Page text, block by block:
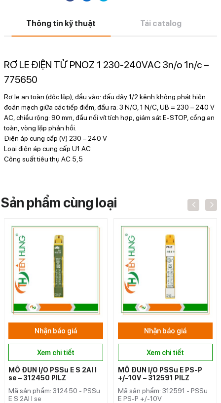
Thông tin kỹ thuật Tải catalog
RƠ LE ĐIỆN TỬ PNOZ 1 230-240VAC 3n/o 1n/c –
775650
Rơ le an toàn (độc lập), đầu vào: đấu dây 1/2 kênh không phát hiện
đoản mạch giữa các tiếp điểm, đầu ra: 3 N/O, 1 N/C, UB = 230 – 240 V
AC, chiều rộng: 90 mm, đầu nối vít tích hợp, giám sát E-STOP, cổng an
toàn, vòng lặp phản hồi.
Điện áp cung cấp (V) 230 – 240 V
Loại điện áp cung cấp U1 AC
Công suất tiêu thụ AC 5,5
Sản phẩm cùng loại
Nhận báo giá
Xem chi tiết
MÔ ĐUN I/O PSSu E S 2AI I
se – 312450 PILZ
Mã sản phẩm: 312450 - PSSu
E S 2AI I se
Nhận báo giá
Xem chi tiết
MÔ ĐUN I/O PSSu E PS-P
+/-10V – 312591 PILZ
Mã sản phẩm: 312591 - PSSu
E PS-P +/-10V